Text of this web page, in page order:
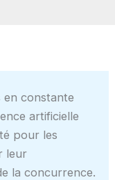
en constante
artificielle
pour les
leur
la concurrence.